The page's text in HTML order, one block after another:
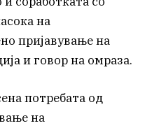
на
пријавување на
и говор на омраза.
потребата од
на